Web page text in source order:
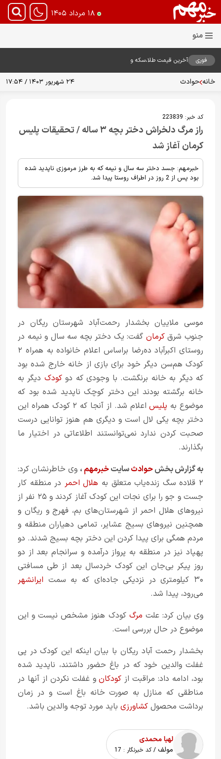
۱۸ مرداد ۱۴۰۵
فوری
آخرین قیمت طلا،سکه و
خانه حوادث ۲۴ شهریور ۱۴۰۳ / ۱۷:۵۴
کد خبر: 223839
راز مرگ دلخراش دختر بچه ۳ ساله / تحقیقات پلیس
کرمان آغاز شد
خبرمهم: جسد دختر سه سال و نیمه که به طرز مرموزی ناپدید شده
بود پس از 2 روز در اطراف روستا پیدا شد.
موسی ملاییان بخشدار رحمت‌آباد شهرستان ریگان در
جنوب شرقکرمان گفت: یک دختر بچه سه سال و نیمه در
روستای اکبرآباد ده‌رضا براساس اعلام خانواده به همراه ۲
کودک هم‌سن دیگر خود برای بازی از خانه خارج شده بود
که دیگر به خانه برنگشت. با وجودی که دوکودک دیگر به
خانه برگشته بودند این دختر کوچک ناپدید شده بود که
موضوع به پلیس
اعلام شد. از آنجا که ۲ کودک همراه این
دختر بچه یکی لال است و دیگری هم هنوز توانایی درست
صحبت کردن ندارد نمی‌توانستند اطلاعاتی در اختیار ما
بگذارند.
به گزارش بخشحوادثسایتخبرمهم ، وی خاطرنشان کرد:
۲ قلاده سگ زنده‌یاب متعلق به
هلال احمر در منطقه کار
جست و جو را برای نجات این کودک آغاز کردند و ۲۵ نفر از
نیروهای هلال احمر از شهرستان‌های بم، فهرج و ریگان و
همچنین نیروهای بسیج عشایر، تمامی دهیاران منطقه و
مردم همگی برای پیدا کردن این دختر بچه بسیج شدند. دو
پهپاد نیز در منطقه به پرواز درآمده و سرانجام بعد از دو
روز پیکر بی‌جان این کودک خردسال بعد از طی مسافتی
۳۰ کیلومتری در نزدیکی جاده‌ای که به سمت
ایرانشهر
می‌رود، پیدا شد.
وی بیان کرد: علت مرگ کودک هنوز مشخص نیست و این
موضوع در حال بررسی است.
بخشدار رحمت آباد ریگان با بیان اینکه این کودک در پی
غفلت والدین خود که در باغ حضور داشتند، ناپدید شده
بود، ادامه داد: مراقبت از کودکانو غفلت نکردن از آنها در
مناطقی که منازل به صورت خانه باغ است و در زمان
برداشت محصول کشاورزی باید مورد توجه والدین باشد.
لهبا محمدی
مولف / کد خبرنگار : 17